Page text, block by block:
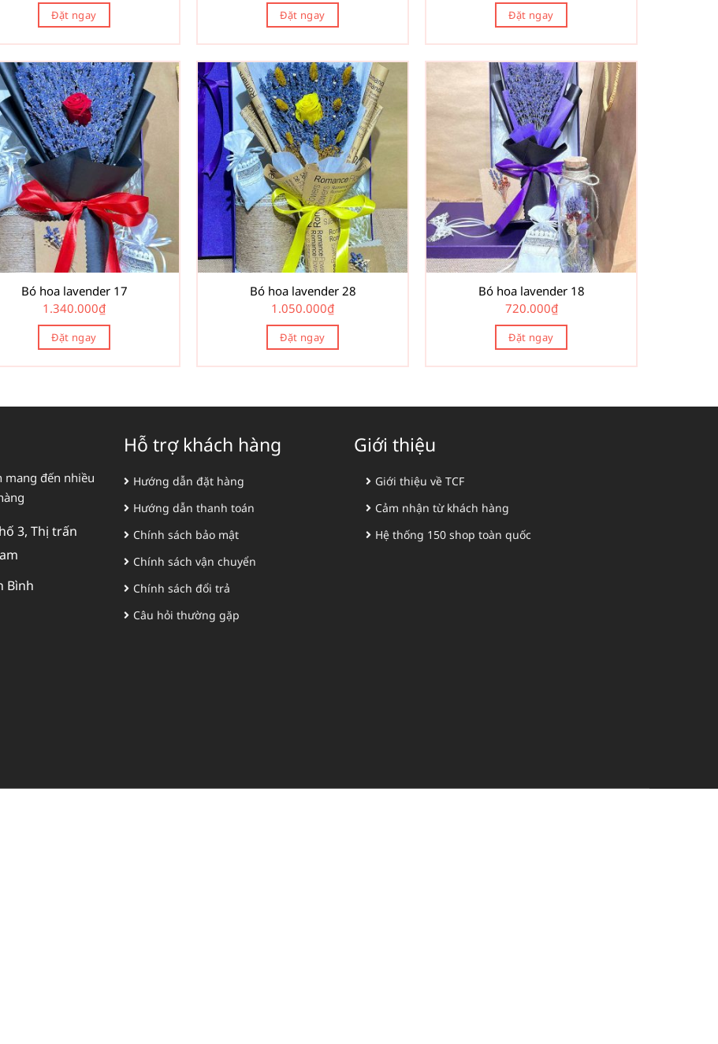
Đặt ngay Đặt ngay Đặt ngay
Bó hoa lavender 17
1.340.000₫
Đặt ngay
Bó hoa lavender 28
1.050.000₫
Đặt ngay
Bó hoa lavender 18
720.000₫
Đặt ngay
đến nhiều
3, Thị trấn
Bình
Hỗ trợ khách hàng
Hướng dẫn đặt hàng
Hướng dẫn thanh toán
Chính sách bảo mật
Chính sách vận chuyển
Chính sách đổi trả
Câu hỏi thường gặp
Giới thiệu
Giới thiệu về TCF
Cảm nhận từ khách hàng
Hệ thống 150 shop toàn quốc